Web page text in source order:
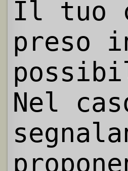
Il tuo
preso
Nel